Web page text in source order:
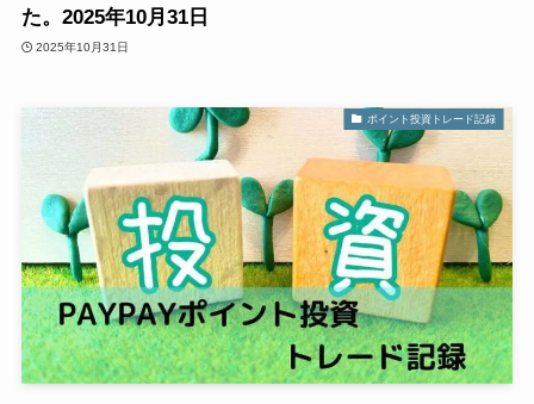
た。2025年10月31日
2025年10月31日
ポイント投資トレード記録